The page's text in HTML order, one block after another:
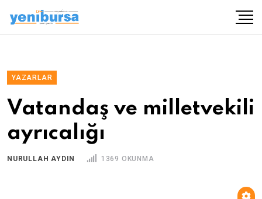
YAZARLAR
Vatandaş ve milletvekili
ayrıcalığı
NURULLAH AYDIN 1369 OKUNMA